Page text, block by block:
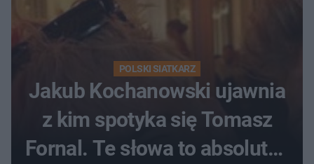
POLSKI SIATKARZ
Jakub Kochanowski ujawnia
z kim spotyka się Tomasz
Fornal. Te słowa to absolutny